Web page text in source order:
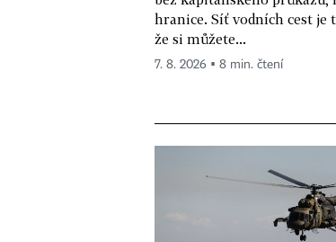
hranice. Síť vodních cest je
že si můžete...
7. 8. 2026 ▪ 8 min. čtení